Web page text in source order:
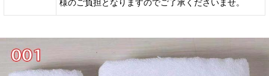
様のご負担となりますのでご了承くださいませ。